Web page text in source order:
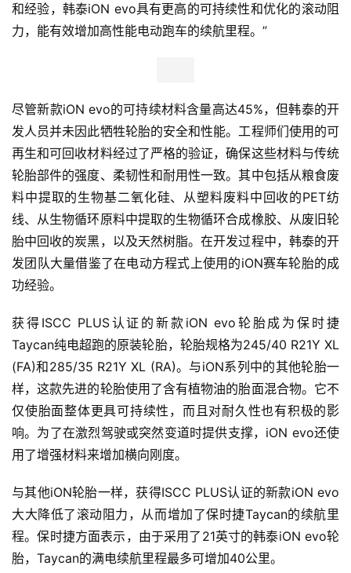
页
新
商
和经验，韩泰iON evo具有更高的可持续性和优化的滚动阻
力，能有效增加高性能电动跑车的续航里程。”
尽管新款iON evo的可持续材料含量高达45%，但韩泰的开
发人员并未因此牺牲轮胎的安全和性能。工程师们使用的可
再生和可回收材料经过了严格的验证，确保这些材料与传统
轮胎部件的强度、柔韧性和耐用性一致。其中包括从粮食废
料中提取的生物基二氧化硅、从塑料废料中回收的PET纺
线、从生物循环原料中提取的生物循环合成橡胶、从废旧轮
胎中回收的炭黑，以及天然树脂。在开发过程中，韩泰的开
发团队大量借鉴了在电动方程式上使用的iON赛车轮胎的成
功经验。
获得ISCC PLUS认证的新款iON evo轮胎成为保时捷
Taycan纯电超跑的原装轮胎，轮胎规格为245/40 R21Y XL
(FA)和285/35 R21Y XL (RA)。与iON系列中的其他轮胎一
样，这款先进的轮胎使用了含有植物油的胎面混合物。它不
仅使胎面整体更具可持续性，而且对耐久性也有积极的影
响。为了在激烈驾驶或突然变道时提供支撑，iON evo还使
用了增强材料来增加横向刚度。
与其他iON轮胎一样，获得ISCC PLUS认证的新款iON evo
大大降低了滚动阻力，从而增加了保时捷Taycan的续航里
程。保时捷方面表示，由于采用了21英寸的韩泰iON evo轮
胎，Taycan的满电续航里程最多可增加40公里。